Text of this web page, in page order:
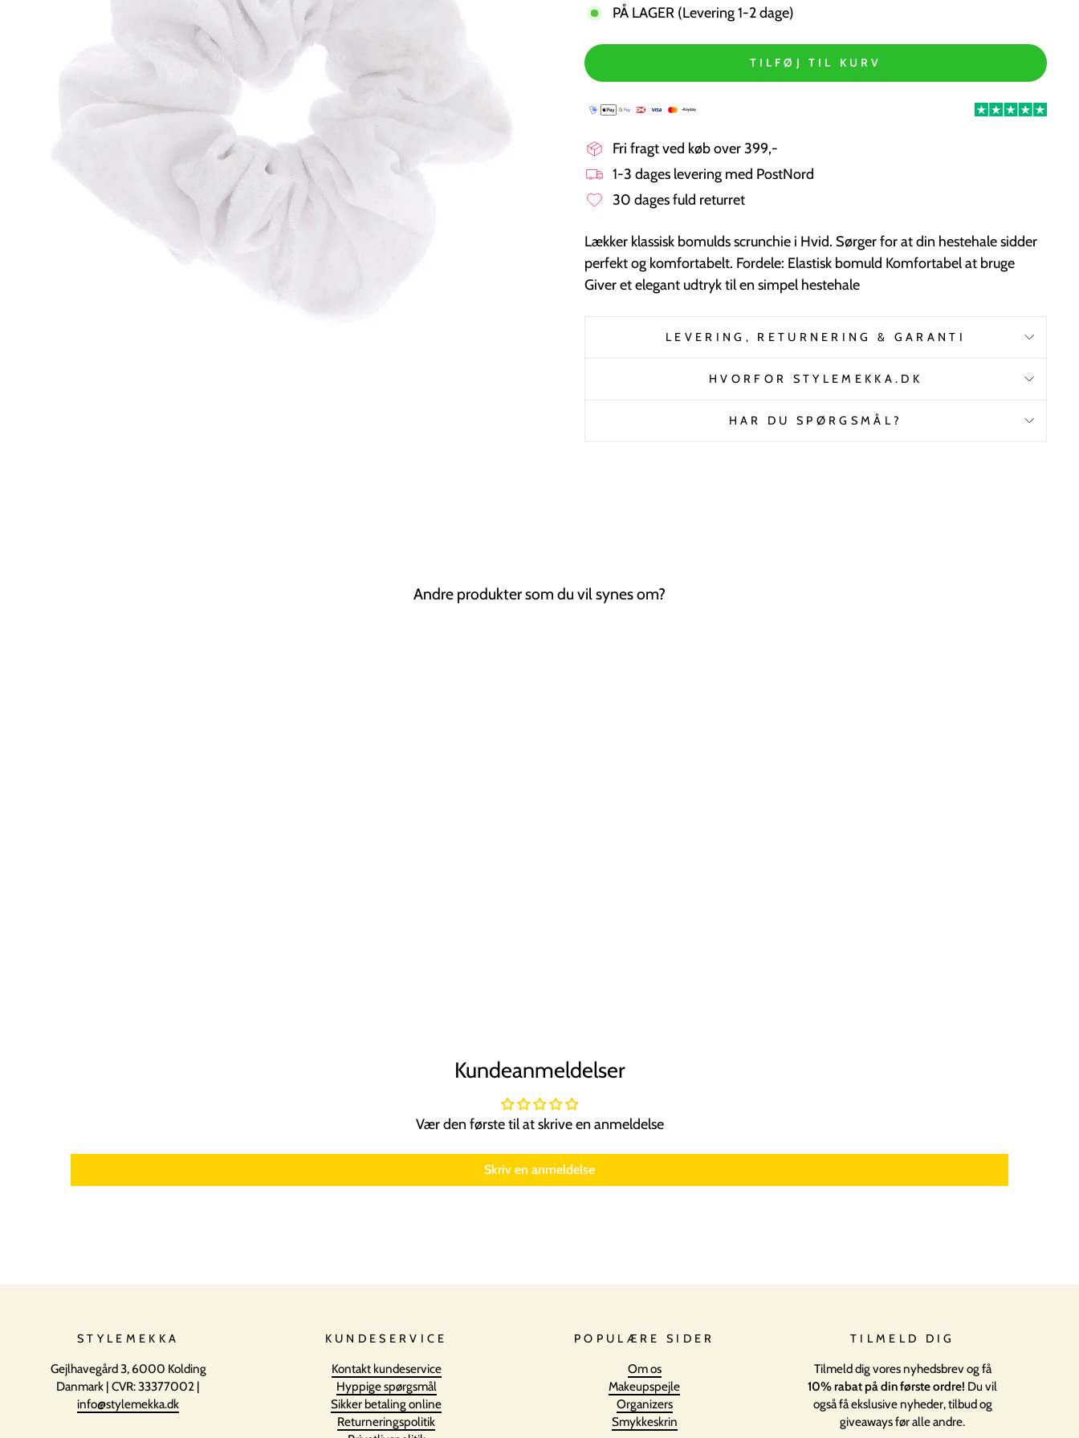
PÅ LAGER (Levering 1-2 dage)
TILFØJ TIL KURV
Fri fragt ved køb over 399,-
1-3 dages levering med PostNord
30 dages fuld returret
Lækker klassisk bomulds scrunchie i Hvid. Sørger for at din hestehale sidder
perfekt og komfortabelt. Fordele: Elastisk bomuld Komfortabel at bruge
Giver et elegant udtryk til en simpel hestehale
LEVERING, RETURNERING & GARANTI
HVORFOR STYLEMEKKA.DK
HAR DU SPØRGSMÅL?
Andre produkter som du vil synes om?
Kundeanmeldelser
Vær den første til at skrive en anmeldelse
Skriv en anmeldelse
STYLEMEKKA
Gejlhavegård 3, 6000 Kolding
Danmark | CVR: 33377002 |
info@stylemekka.dk
KUNDESERVICE
Kontakt kundeservice
Hyppige spørgsmål
Sikker betaling online
Returneringspolitik
POPULÆRE SIDER
Om os
Makeupspejle
Organizers
Smykkeskrin
TILMELD DIG
Tilmeld dig vores nyhedsbrev og få
10% rabat på din første ordre! Du vil
også få ekslusive nyheder, tilbud og
giveaways før alle andre.